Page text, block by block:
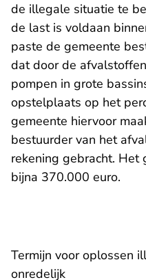
de illegale situatie te
de last is voldaan
paste de gemeente
dat door de
pompen in grote
opstelplaats op het
gemeente hiervoor
bestuurder van het
rekening gebracht. Het
bijna 370.000 euro.
Termijn voor oplossen
onredelijk